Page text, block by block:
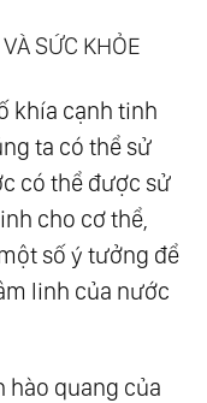
SỨC KHỎE
khía cạnh tinh
ta có thể sử
có thể được sử
cho cơ thể,
số ý tưởng để
linh của nước
hào quang của